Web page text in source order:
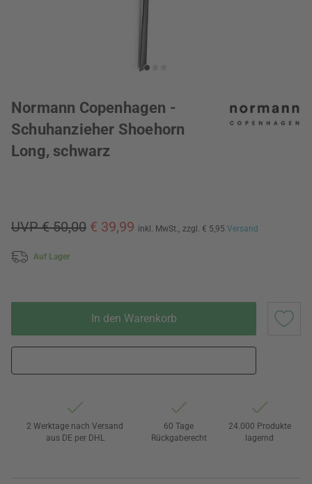
Normann Copenhagen -
Schuhanzieher Shoehorn
Long, schwarz
UVP € 50,00 € 39,99 inkl. MwSt., zzgl. € 5,95 Versand
Auf Lager
In den Warenkorb
2 Werktage nach Versand
aus DE per DHL
60 Tage
Rückgaberecht
24.000 Produkte
lagernd